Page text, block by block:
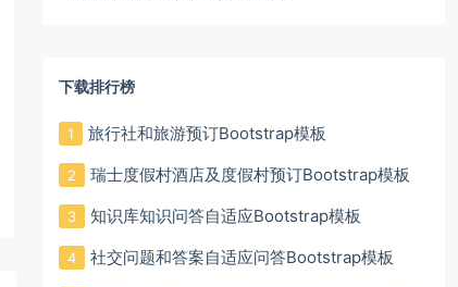
下载排行榜
1 旅行社和旅游预订Bootstrap模板
2 瑞士度假村酒店及度假村预订Bootstrap模板
3 知识库知识问答自适应Bootstrap模板
4 社交问题和答案自适应问答Bootstrap模板